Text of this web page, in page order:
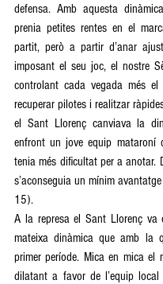
defensa. Amb aquesta
prenia petites rentes en el
partit, però a partir d’anar
imposant el seu joc, el nostre
controlant cada vegada més
recuperar pilotes i realitzar
el Sant Llorenç canviava la
enfront un jove equip mataroní
tenia més dificultat per a anotar.
s’aconseguia un mínim
15).
A la represa el Sant Llorenç va
mateixa dinàmica que amb la
primer període. Mica en mica el
dilatant a favor de l’equip